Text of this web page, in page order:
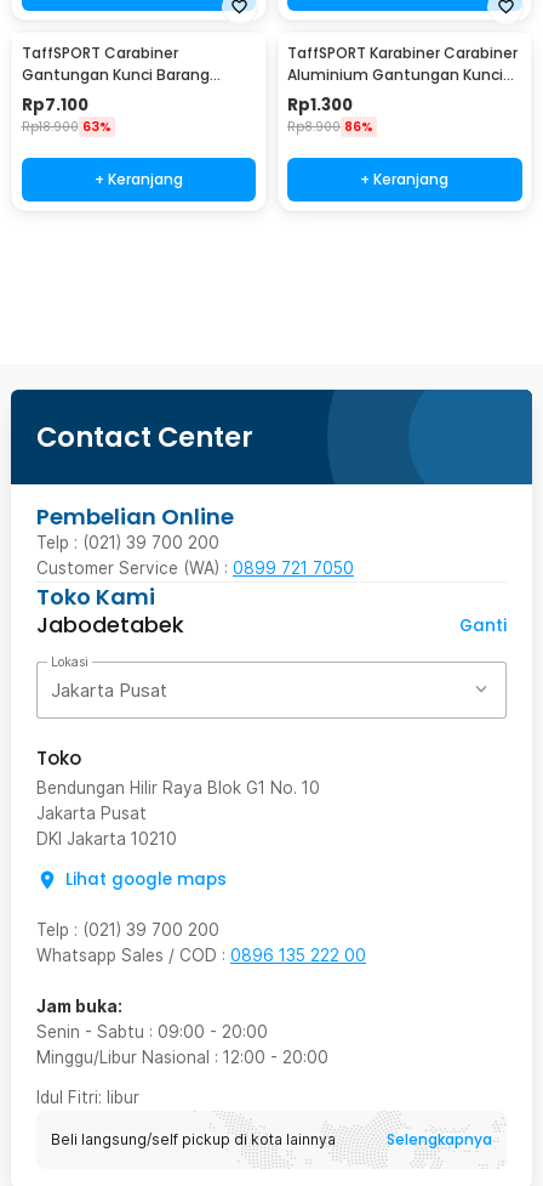
TaffSPORT Carabiner
Gantungan Kunci Barang
Stainless Steel Snap Hook -
AT32
Rp7.100
Rp18.900 63%
+ Keranjang
TaffSPORT Karabiner Carabiner
Aluminium Gantungan Kunci
EDC Outdoor 4.6cm - 698
Rp1.300
Rp8.900 86%
+ Keranjang
Contact Center
Pembelian Online
Telp : (021) 39 700 200
Customer Service (WA) : 0899 721 7050
Toko Kami
Jabodetabek
Ganti
Lokasi
Jakarta Pusat
Toko
Bendungan Hilir Raya Blok G1 No. 10
Jakarta Pusat
DKI Jakarta 10210
Lihat google maps
Telp : (021) 39 700 200
Whatsapp Sales / COD : 0896 135 222 00
Jam buka:
Senin - Sabtu : 09:00 - 20:00
Minggu/Libur Nasional : 12:00 - 20:00
Idul Fitri: libur
Beli langsung/self pickup di kota lainnya Selengkapnya